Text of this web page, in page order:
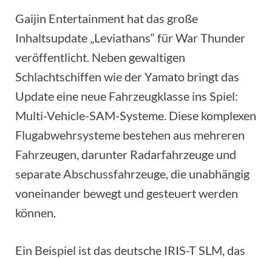
Gaijin Entertainment hat das große
Inhaltsupdate „Leviathans“ für War Thunder
veröffentlicht. Neben gewaltigen
Schlachtschiffen wie der Yamato bringt das
Update eine neue Fahrzeugklasse ins Spiel:
Multi-Vehicle-SAM-Systeme. Diese komplexen
Flugabwehrsysteme bestehen aus mehreren
Fahrzeugen, darunter Radarfahrzeuge und
separate Abschussfahrzeuge, die unabhängig
voneinander bewegt und gesteuert werden
können.
Ein Beispiel ist das deutsche IRIS-T SLM, das